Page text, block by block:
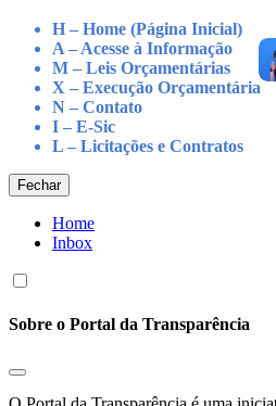
H – Home (Página Inicial)
A – Acesse à Informação
M – Leis Orçamentárias
X – Execução Orçamentária
N – Contato
I – E-Sic
L – Licitações e Contratos
Fechar
Home
Inbox
Sobre o Portal da Transparência